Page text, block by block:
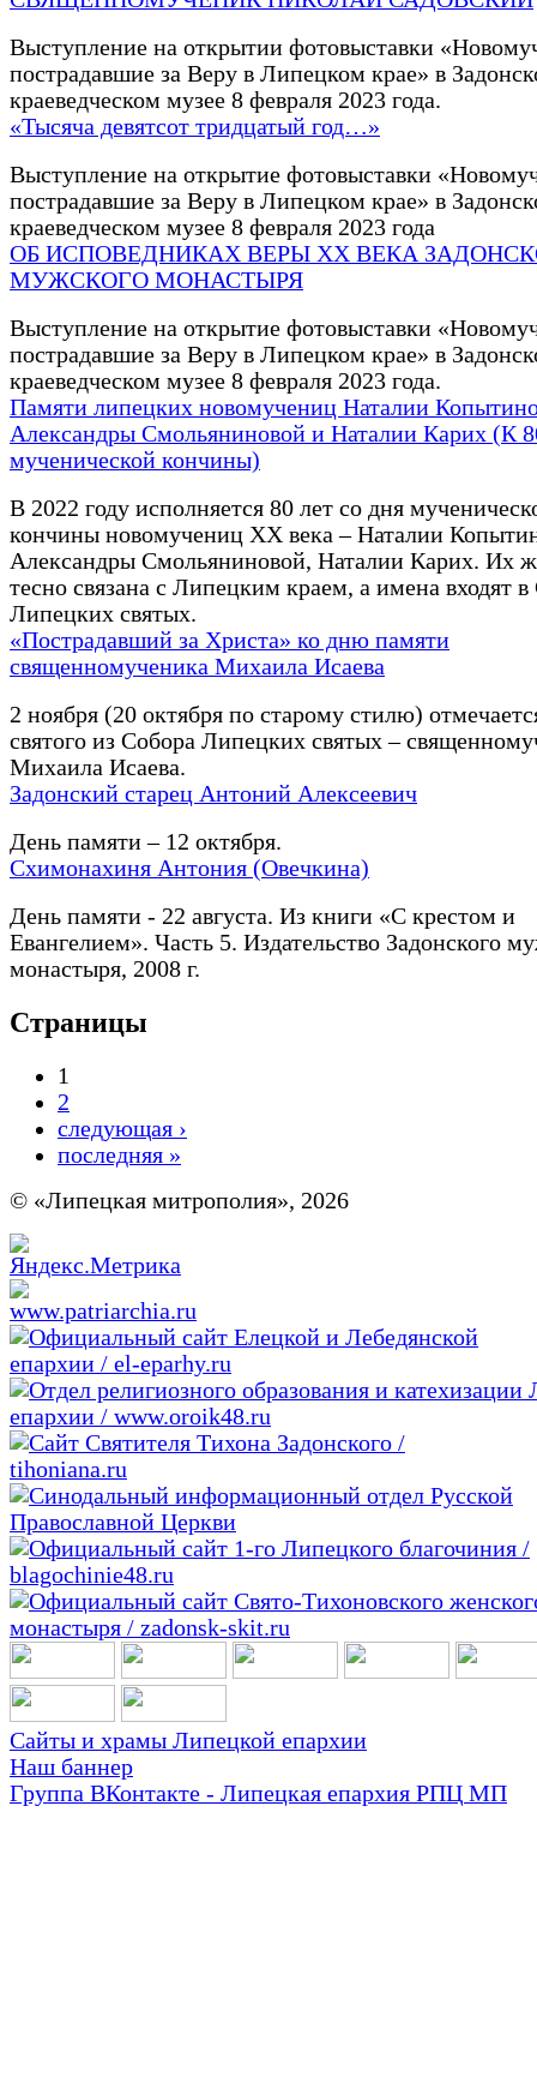
Выступление на открытии фотовыставки
пострадавшие за Веру в Липецком крае» в
краеведческом музее 8 февраля 2023 года.
«Тысяча девятсот тридцатый год…»
Выступление на открытие фотовыставки
пострадавшие за Веру в Липецком крае» в
краеведческом музее 8 февраля 2023 года
ОБ ИСПОВЕДНИКАХ ВЕРЫ ХХ ВЕКА
МУЖСКОГО МОНАСТЫРЯ
Выступление на открытие фотовыставки
пострадавшие за Веру в Липецком крае» в
краеведческом музее 8 февраля 2023 года.
Памяти липецких новомучениц Наталии
Александры Смольяниновой и Наталии Карих (К
мученической кончины)
В 2022 году исполняется 80 лет со дня
кончины новомучениц ХХ века – Наталии
Александры Смольяниновой, Наталии Карих. Их
тесно связана с Липецким краем, а имена входят
Липецких святых.
«Пострадавший за Христа» ко дню памяти
священномученика Михаила Исаева
2 ноября (20 октября по старому стилю)
святого из Собора Липецких святых –
Михаила Исаева.
Задонский старец Антоний Алексеевич
День памяти – 12 октября.
Схимонахиня Антония (Овечкина)
День памяти - 22 августа. Из книги «С крестом и
Евангелием». Часть 5. Издательство Задонского
монастыря, 2008 г.
Страницы
1
2
следующая ›
последняя »
© «Липецкая митрополия», 2026
Сайты и храмы Липецкой епархии
Наш баннер
Группа ВКонтакте - Липецкая епархия РПЦ МП